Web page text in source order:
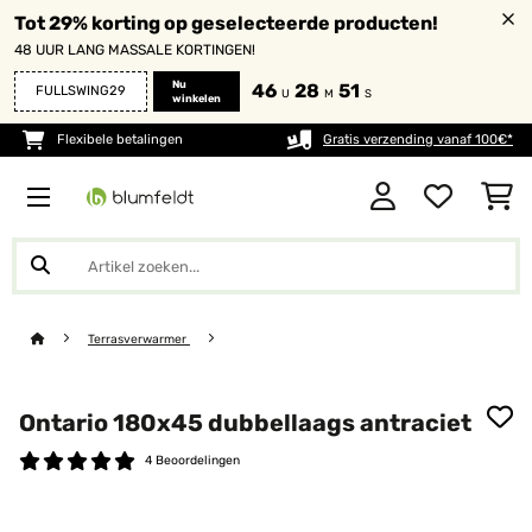
Tot 29% korting op geselecteerde producten!
48 UUR LANG MASSALE KORTINGEN!
FULLSWING29
Nu
winkelen
46 U 28 M 51 S
Flexibele betalingen Gratis verzending vanaf 100€*
Terrasverwarmer
Ontario 180x45 dubbellaags antraciet
4 Beoordelingen